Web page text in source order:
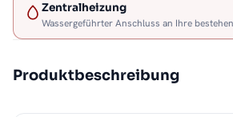
Zentralheizung
Wassergeführter Anschluss an Ihre
Produktbeschreibung